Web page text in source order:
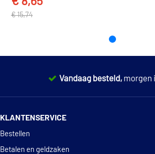
€ 15,74
Vandaag besteld, morgen
KLANTENSERVICE
Bestellen
Betalen en geldzaken